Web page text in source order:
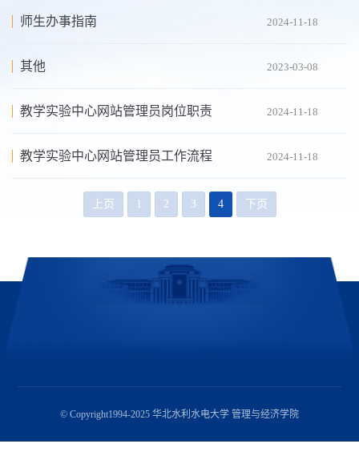
师生办事指南 2024-11-18
其他 2023-03-08
教学实验中心网站管理员岗位职责 2024-11-18
教学实验中心网站管理员工作流程 2024-11-18
上页 1 2 3 4 下页
© Copyright1994-2025 华北水利水电大学 管理与经济学院